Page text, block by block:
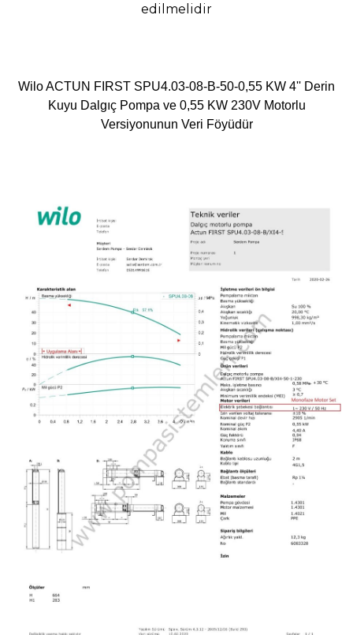
edilmelidir
Wilo ACTUN FIRST SPU4.03-08-B-50-0,55 KW 4'' Derin
Kuyu Dalgıç Pompa ve 0,55 KW 230V Motorlu
Versiyonunun Veri Föyüdür